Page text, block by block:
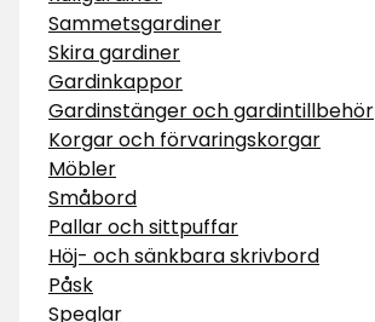
Sammetsgardiner
Skira gardiner
Gardinkappor
Gardinstänger och gardintillbehör
Korgar och förvaringskorgar
Möbler
Småbord
Pallar och sittpuffar
Höj- och sänkbara skrivbord
Påsk
Speglar